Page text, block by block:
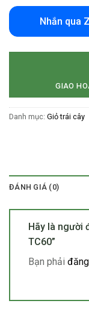
Nhắn qua
GIAO
Danh mục: Giỏ trái cây
ĐÁNH GIÁ (0)
Hãy là người
TC60”
Bạn phải